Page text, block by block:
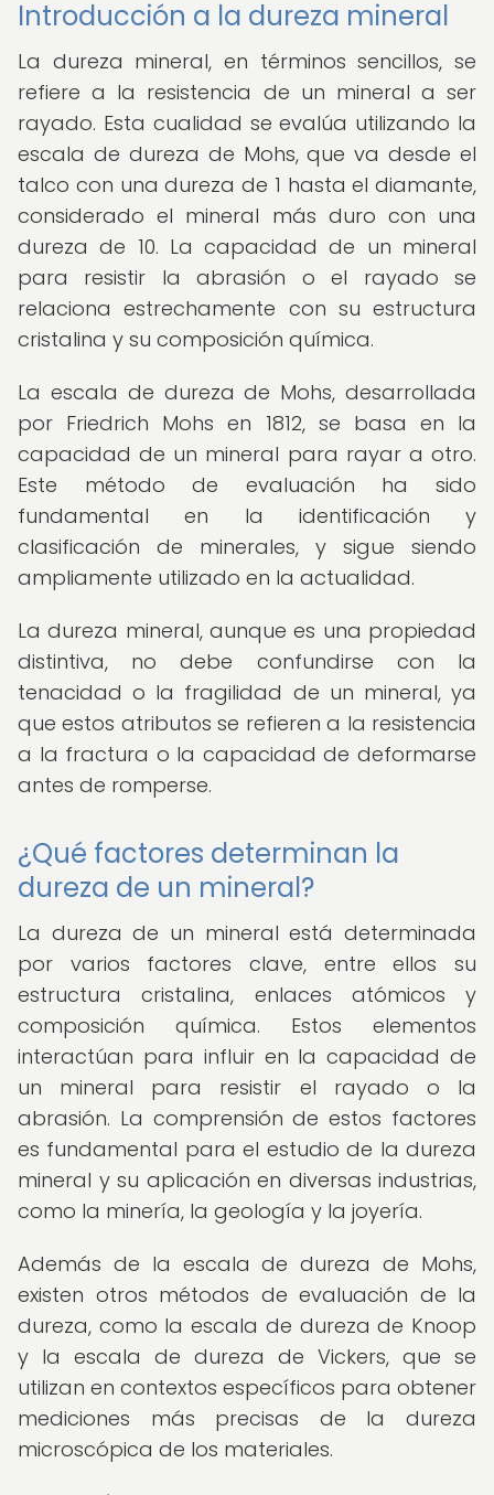
Introducción a la dureza mineral
La dureza mineral, en términos sencillos, se
refiere a la resistencia de un mineral a ser
rayado. Esta cualidad se evalúa utilizando la
escala de dureza de Mohs, que va desde el
talco con una dureza de 1 hasta el diamante,
considerado el mineral más duro con una
dureza de 10. La capacidad de un mineral
para resistir la abrasión o el rayado se
relaciona estrechamente con su estructura
cristalina y su composición química.
La escala de dureza de Mohs, desarrollada
por Friedrich Mohs en 1812, se basa en la
capacidad de un mineral para rayar a otro.
Este método de evaluación ha sido
fundamental en la identificación y
clasificación de minerales, y sigue siendo
ampliamente utilizado en la actualidad.
La dureza mineral, aunque es una propiedad
distintiva, no debe confundirse con la
tenacidad o la fragilidad de un mineral, ya
que estos atributos se refieren a la resistencia
a la fractura o la capacidad de deformarse
antes de romperse.
¿Qué factores determinan la
dureza de un mineral?
La dureza de un mineral está determinada
por varios factores clave, entre ellos su
estructura cristalina, enlaces atómicos y
composición química. Estos elementos
interactúan para influir en la capacidad de
un mineral para resistir el rayado o la
abrasión. La comprensión de estos factores
es fundamental para el estudio de la dureza
mineral y su aplicación en diversas industrias,
como la minería, la geología y la joyería.
Además de la escala de dureza de Mohs,
existen otros métodos de evaluación de la
dureza, como la escala de dureza de Knoop
y la escala de dureza de Vickers, que se
utilizan en contextos específicos para obtener
mediciones más precisas de la dureza
microscópica de los materiales.